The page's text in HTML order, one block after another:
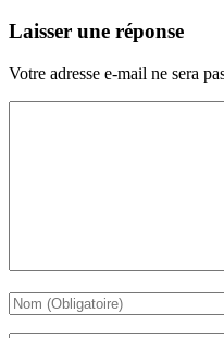
Laisser une réponse
Votre adresse e-mail ne sera